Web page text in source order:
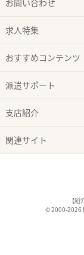
求人特集
おすすめコンテンツ
派遣サポート
支店紹介
関連サイト
【
© 2000-2026